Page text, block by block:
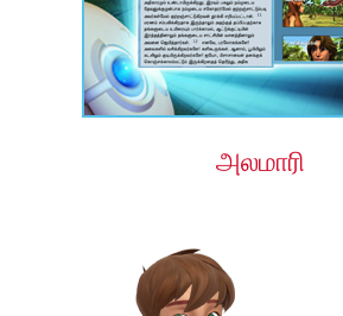
அலமாரி